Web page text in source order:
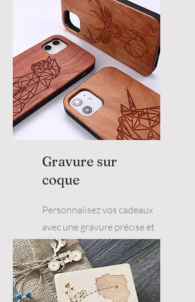
votre image de marque.
Gravure sur
coque
Personnalisez vos cadeaux
avec une gravure précise et
exceptionnelle pour des
souvenirs inoubliables.